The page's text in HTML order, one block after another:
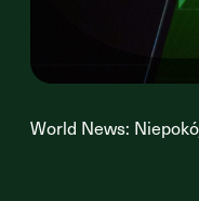
World News: